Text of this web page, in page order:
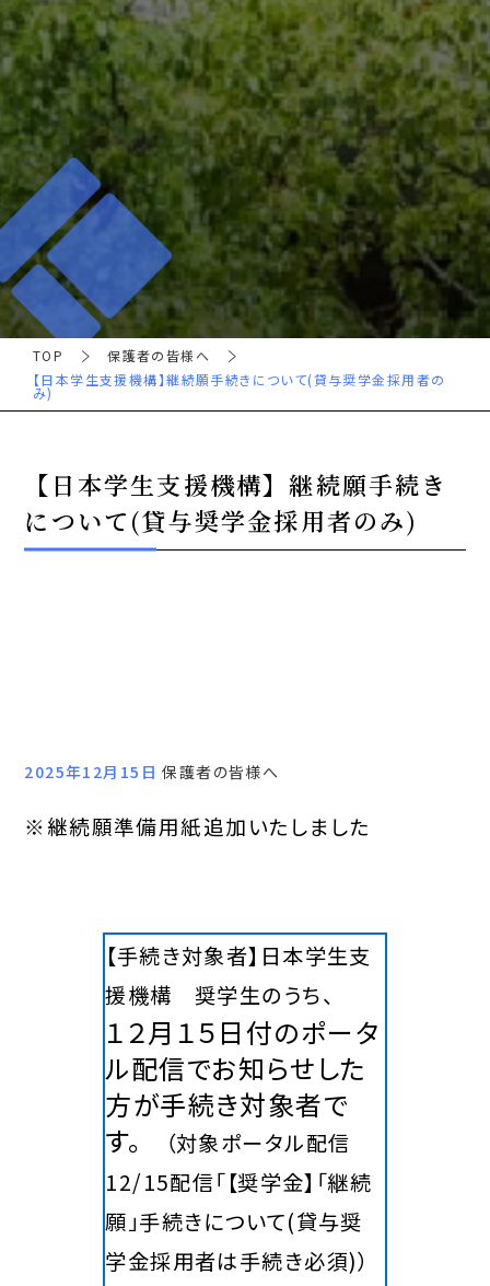
TOP
保護者の皆様へ
【日本学生支援機構】継続願手続きについて(貸与奨学金採用者の
み)
【日本学生支援機構】継続願手続き
について(貸与奨学金採用者のみ)
2025年12月15日保護者の皆様へ
※継続願準備用紙追加いたしました
【手続き対象者】日本学生支
援機構 奨学生のうち、
１２月１５日付のポータ
ル配信でお知らせした
方が手続き対象者で
す。
（対象ポータル配信
12/15配信「【奨学金】「継続
願」手続きについて(貸与奨
学金採用者は手続き必須)）